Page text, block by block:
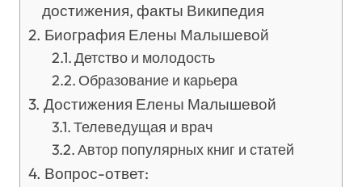
достижения, факты Википедия
Биография Елены Малышевой
Детство и молодость
Образование и карьера
Достижения Елены Малышевой
Телеведущая и врач
Автор популярных книг и статей
Вопрос-ответ: